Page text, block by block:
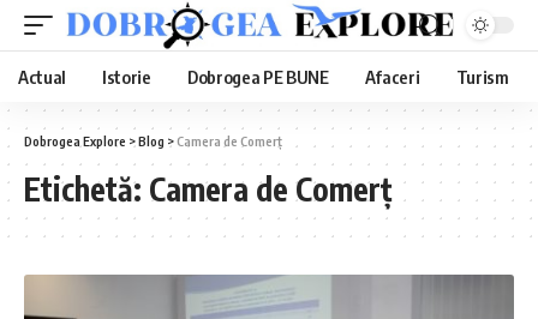
Actual Istorie Dobrogea PE BUNE Afaceri Turism
Dobrogea Explore >Blog >Camera de Comerţ
Etichetă: Camera de Comerţ